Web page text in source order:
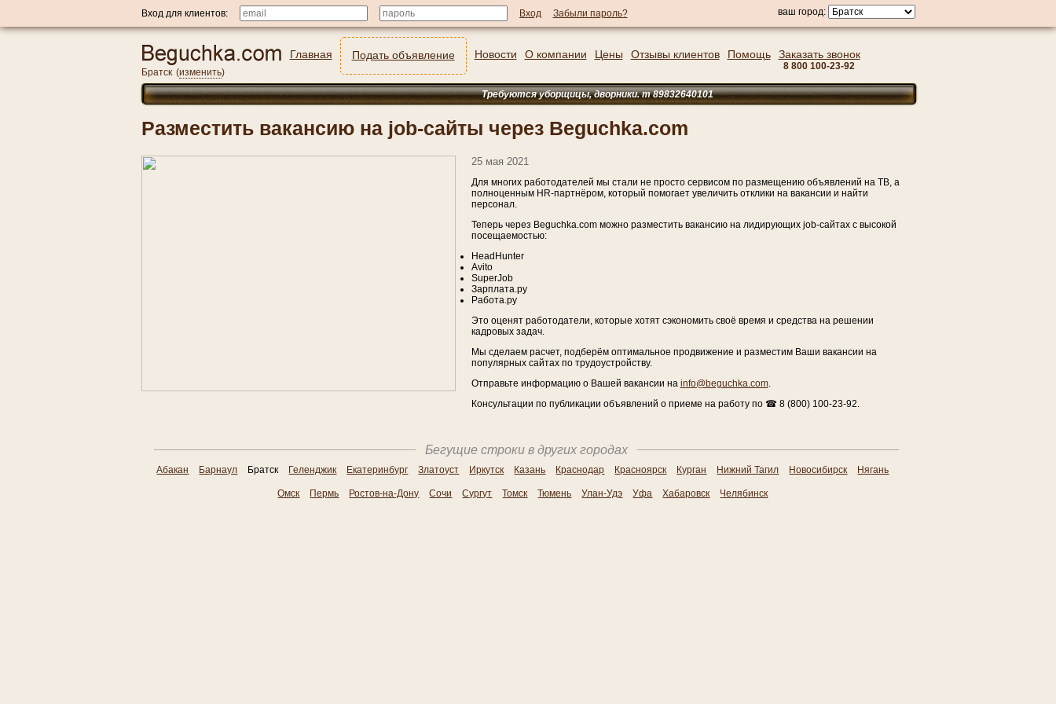
Вход для клиентов: Забыли пароль? ваш город:
Братск (изменить)
Главная Подать объявление Новости О компании Цены Отзывы клиентов Помощь Заказать звонок
8 800 100-23-92
Требуются уборщицы, дворники. т 89832640101
Разместить вакансию на job-сайты через Beguchka.com
25 мая 2021
Для многих работодателей мы стали не просто сервисом по размещению объявлений на ТВ, а
полноценным HR-партнёром, который помогает увеличить отклики на вакансии и найти
персонал.
Теперь через Beguchka.com можно разместить вакансию на лидирующих job-сайтах с высокой
посещаемостью:
HeadHunter
Avito
SuperJob
Зарплата.ру
Работа.ру
Это оценят работодатели, которые хотят сэкономить своё время и средства на решении
кадровых задач.
Мы сделаем расчет, подберём оптимальное продвижение и разместим Ваши вакансии на
популярных сайтах по трудоустройству.
Отправьте информацию о Вашей вакансии на info@beguchka.com.
Консультации по публикации объявлений о приеме на работу по ☎ 8 (800) 100-23-92.
Бегущие строки в других городах
Абакан Барнаул Братск Геленджик Екатеринбург Златоуст Иркутск Казань Краснодар Красноярск Курган Нижний Тагил Новосибирск Нягань
Омск Пермь Ростов-на-Дону Сочи Сургут Томск Тюмень Улан-Удэ Уфа Хабаровск Челябинск